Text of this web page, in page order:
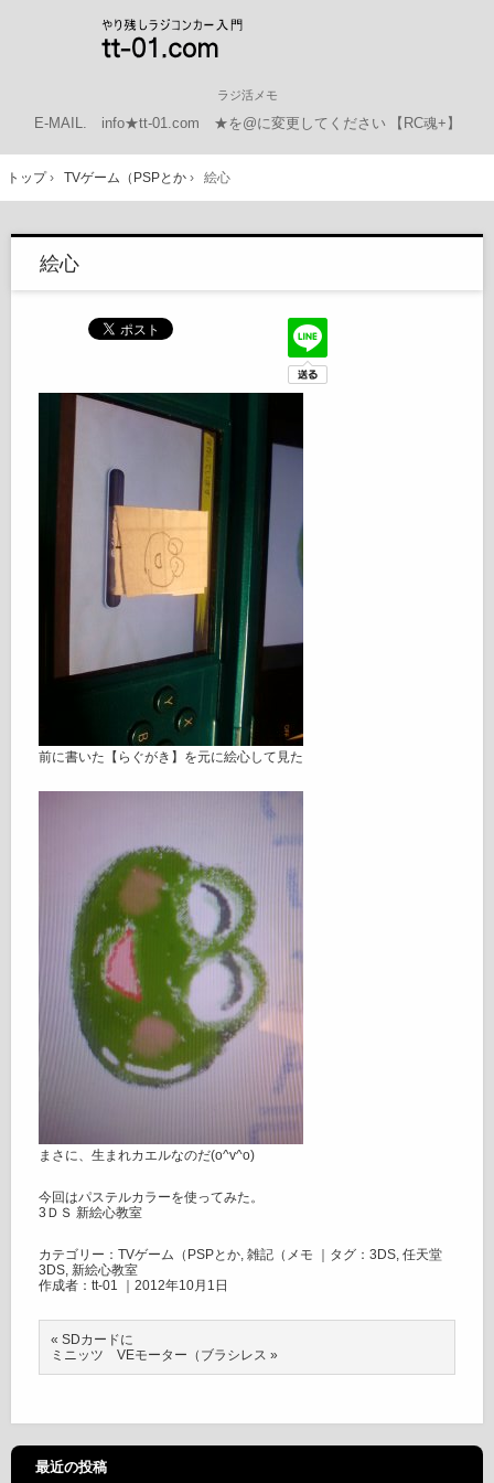
ラジ活メモ
E-MAIL. info★tt-01.com ★を@に変更してください 【RC魂+】
トップ› TVゲーム（PSPとか › 絵心
絵心
前に書いた【らぐがき】を元に絵心して見た
まさに、生まれカエルなのだ(o^v^o)
今回はパステルカラーを使ってみた。
3ＤＳ 新絵心教室
カテゴリー： TVゲーム（PSPとか, 雑記（メモ ｜タグ： 3DS, 任天堂
3DS, 新絵心教室
作成者：tt-01 ｜2012年10月1日
« SDカードに
ミニッツ VEモーター（ブラシレス »
最近の投稿